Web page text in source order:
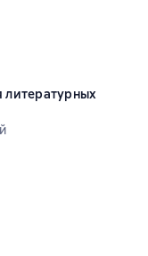
на основе 3 оценок